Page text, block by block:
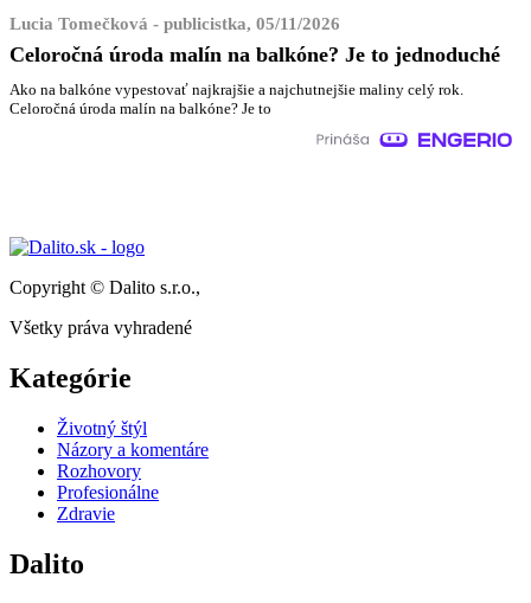
Lucia Tomečková - publicistka, 05/11/2026
Celoročná úroda malín na balkóne? Je to jednoduché
Ako na balkóne vypestovať najkrajšie a najchutnejšie maliny celý rok.
Celoročná úroda malín na balkóne? Je to
Copyright © Dalito s.r.o.,
Všetky práva vyhradené
Kategórie
Životný štýl
Názory a komentáre
Rozhovory
Profesionálne
Zdravie
Dalito